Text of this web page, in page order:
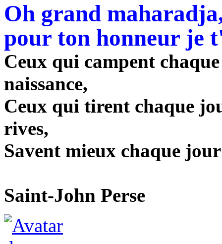
Oh grand
pour ton honneur je
Ceux qui campent
naissance,
Ceux qui tirent chaque
rives,
Savent mieux chaque
Saint-John Perse